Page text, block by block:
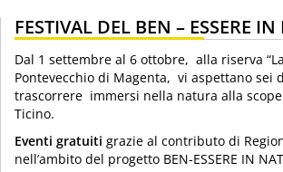
FESTIVAL DEL BEN – ESSERE
Dal 1 settembre al 6 ottobre, alla riserva
Pontevecchio di Magenta, vi aspettano sei
trascorrere immersi nella natura alla
Ticino.
Eventi gratuiti grazie al contributo di
nell’ambito del progetto BEN-ESSERE IN